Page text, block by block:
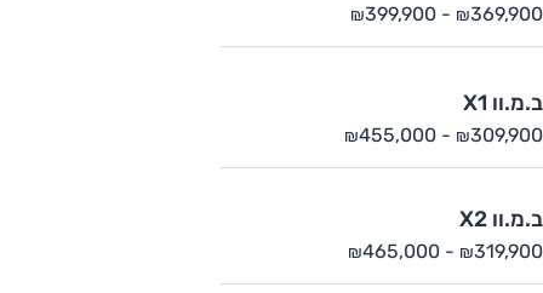
₪369,900
-
₪399,900
ב.מ.וו X1
₪309,900
-
₪455,000
ב.מ.וו X2
₪319,900
-
₪465,000